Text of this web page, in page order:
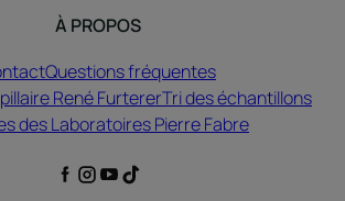
À PROPOS
Questions fréquentes
René FurtererTri des échantillons
des Laboratoires Pierre Fabre